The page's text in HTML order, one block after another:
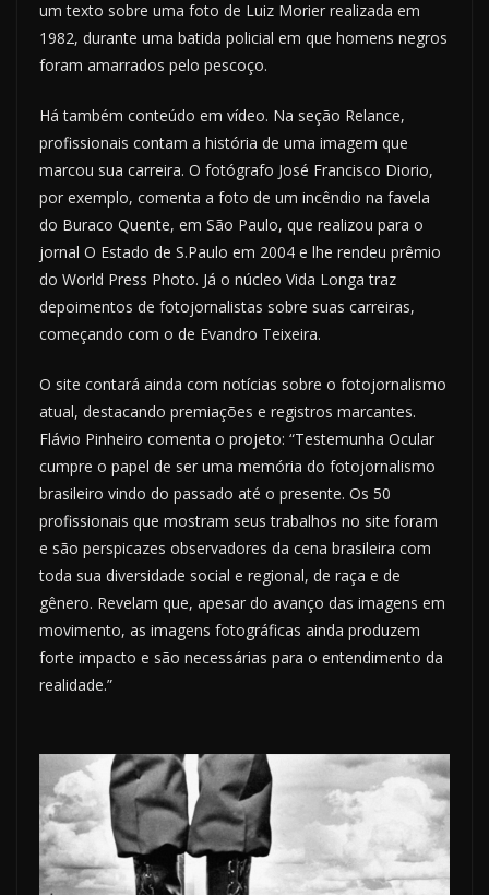
um texto sobre uma foto de Luiz Morier realizada em
1982, durante uma batida policial em que homens negros
foram amarrados pelo pescoço.
Há também conteúdo em vídeo. Na seção Relance,
profissionais contam a história de uma imagem que
marcou sua carreira. O fotógrafo José Francisco Diorio,
por exemplo, comenta a foto de um incêndio na favela
do Buraco Quente, em São Paulo, que realizou para o
jornal O Estado de S.Paulo em 2004 e lhe rendeu prêmio
do World Press Photo. Já o núcleo Vida Longa traz
depoimentos de fotojornalistas sobre suas carreiras,
começando com o de Evandro Teixeira.
O site contará ainda com notícias sobre o fotojornalismo
atual, destacando premiações e registros marcantes.
Flávio Pinheiro comenta o projeto: “Testemunha Ocular
cumpre o papel de ser uma memória do fotojornalismo
brasileiro vindo do passado até o presente. Os 50
profissionais que mostram seus trabalhos no site foram
e são perspicazes observadores da cena brasileira com
toda sua diversidade social e regional, de raça e de
gênero. Revelam que, apesar do avanço das imagens em
movimento, as imagens fotográficas ainda produzem
forte impacto e são necessárias para o entendimento da
realidade.”